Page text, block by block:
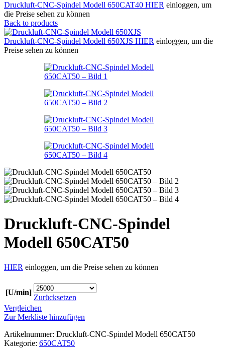
Druckluft-CNC-Spindel Modell 650CAT40 HIER einloggen, um
die Preise sehen zu können
Back to products
Druckluft-CNC-Spindel Modell 650XJS HIER einloggen, um die
Preise sehen zu können
Druckluft-CNC-Spindel
Modell 650CAT50
HIER einloggen, um die Preise sehen zu können
[U/min]
Zurücksetzen
Vergleichen
Zur Merkliste hinzufügen
Artikelnummer: Druckluft-CNC-Spindel Modell 650CAT50
Kategorie: 650CAT50